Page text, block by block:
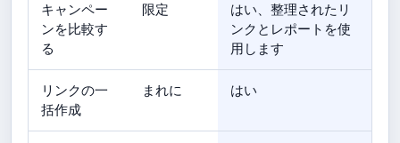
キャンペー
ンを比較す
る
限定
はい、整理されたリ
ンクとレポートを使
用します
リンクの一
括作成
まれに はい